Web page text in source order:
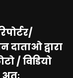
दाताओ द्वारा
/ विडियो